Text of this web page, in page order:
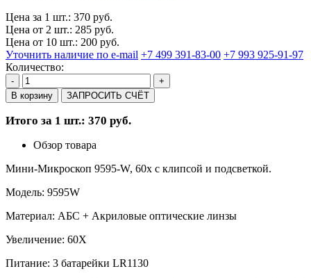
Цена за 1 шт.: 370 руб.
Цена от 2 шт.: 285 руб.
Цена от 10 шт.: 200 руб.
Уточнить наличие по e-mail +7 499 391-83-00 +7 993 925-91-97
Количество:
-
+
В корзину
ЗАПРОСИТЬ СЧЁТ
Итого за 1 шт.: 370 руб.
Обзор товара
Мини-Микроскоп 9595-W, 60x с клипсой и подсветкой.
Модель: 9595W
Материал: АБС + Акриловые оптические линзы
Увеличение: 60X
Питание: 3 батарейки LR1130